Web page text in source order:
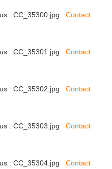
: CC_35300.jpg Contact
: CC_35301.jpg Contact
: CC_35302.jpg Contact
: CC_35303.jpg Contact
: CC_35304.jpg Contact